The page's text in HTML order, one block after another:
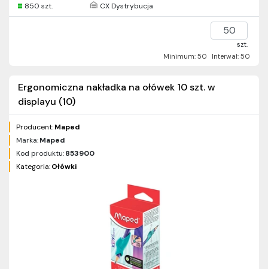
850 szt. CX Dystrybucja
szt.
Minimum: 50
Interwał: 50
Ergonomiczna nakładka na ołówek 10 szt. w
displayu (10)
Producent:Maped
Marka:Maped
Kod produktu:853900
Kategoria:Ołówki